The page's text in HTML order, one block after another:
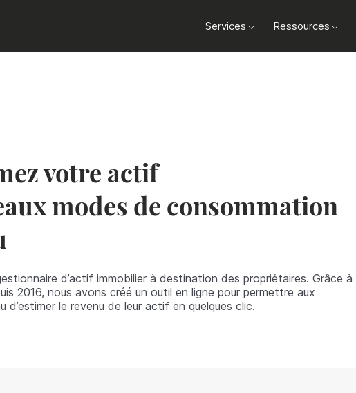
Services Ressources
d’un bureau à louer à Paris.
offres de bureaux à vos clients.
votre actif
modes de consommation
d’actif immobilier à destination des propriétaires. Grâce à
2016, nous avons créé un outil en ligne pour permettre aux
d’estimer le revenu de leur actif en quelques clic.